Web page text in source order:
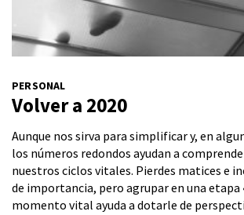
PERSONAL
Volver a 2020
Aunque nos sirva para simplificar y, en
los números redondos ayudan a
nuestros ciclos vitales. Pierdes matices e
de importancia, pero agrupar en una etapa
momento vital ayuda a dotarle de